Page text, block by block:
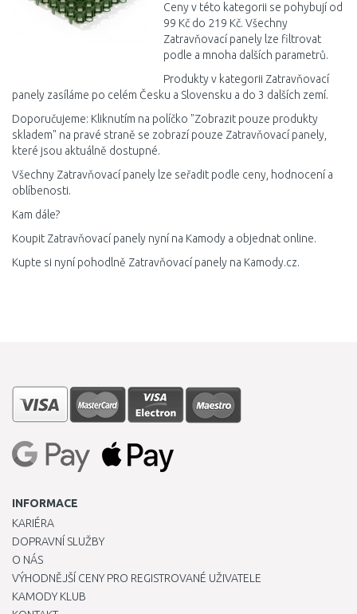
Ceny v této kategorii se pohybují od
99 Kč do 219 Kč. Všechny
Zatravňovací panely lze filtrovat
podle a mnoha dalších parametrů.
Produkty v kategorii Zatravňovací
panely zasíláme po celém Česku a Slovensku a do 3 dalších zemí.
Doporučujeme: Kliknutím na políčko "Zobrazit pouze produkty
skladem" na pravé straně se zobrazí pouze Zatravňovací panely,
které jsou aktuálně dostupné.
Všechny Zatravňovací panely lze seřadit podle ceny, hodnocení a
oblíbenosti.
Kam dále?
Koupit Zatravňovací panely nyní na Kamody a objednat online.
Kupte si nyní pohodlně Zatravňovací panely na Kamody.cz.
INFORMACE
KARIÉRA
DOPRAVNÍ SLUŽBY
O NÁS
VÝHODNĚJŠÍ CENY PRO REGISTROVANÉ UŽIVATELE
KAMODY KLUB